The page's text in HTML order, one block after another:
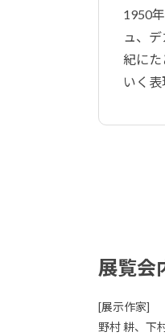
1950
ュ、
紀に
いく
展覧会
[展示作家]
野村 耕、下